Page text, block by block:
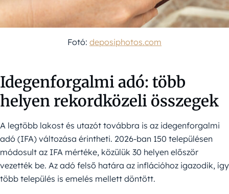
Fotó: deposiphotos.com
Idegenforgalmi adó: több
helyen rekordközeli összegek
A legtöbb lakost és utazót továbbra is az idegenforgalmi
adó (IFA) változása érintheti. 2026-ban 150 településen
módosult az IFA mértéke, közülük 30 helyen először
vezették be. Az adó felső határa az inflációhoz igazodik, így
több település is emelés mellett döntött.